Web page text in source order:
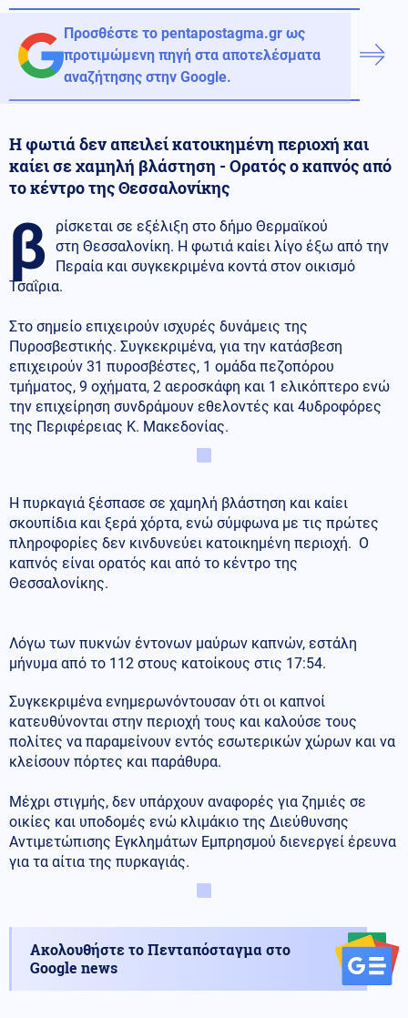
Προσθέστε το pentapostagma.gr ως
προτιμώμενη πηγή στα αποτελέσματα
αναζήτησης στην Google.
Η φωτιά δεν απειλεί κατοικημένη περιοχή και
καίει σε χαμηλή βλάστηση - Ορατός ο καπνός από
το κέντρο της Θεσσαλονίκης
β
ρίσκεται σε εξέλιξη στο δήμο Θερμαϊκού
στη Θεσσαλονίκη. Η φωτιά καίει λίγο έξω από την
Περαία και συγκεκριμένα κοντά στον οικισμό
Τσαΐρια.
Στο σημείο επιχειρούν ισχυρές δυνάμεις της
Πυροσβεστικής. Συγκεκριμένα, για την κατάσβεση
επιχειρούν 31 πυροσβέστες, 1 ομάδα πεζοπόρου
τμήματος, 9 οχήματα, 2 αεροσκάφη και 1 ελικόπτερο ενώ
την επιχείρηση συνδράμουν εθελοντές και 4υδροφόρες
της Περιφέρειας Κ. Μακεδονίας.
Η πυρκαγιά ξέσπασε σε χαμηλή βλάστηση και καίει
σκουπίδια και ξερά χόρτα, ενώ σύμφωνα με τις πρώτες
πληροφορίες δεν κινδυνεύει κατοικημένη περιοχή. Ο
καπνός είναι ορατός και από το κέντρο της
Θεσσαλονίκης.
Λόγω των πυκνών έντονων μαύρων καπνών, εστάλη
μήνυμα από το 112 στους κατοίκους στις 17:54.
Συγκεκριμένα ενημερωνόντουσαν ότι οι καπνοί
κατευθύνονται στην περιοχή τους και καλούσε τους
πολίτες να παραμείνουν εντός εσωτερικών χώρων και να
κλείσουν πόρτες και παράθυρα.
Μέχρι στιγμής, δεν υπάρχουν αναφορές για ζημιές σε
οικίες και υποδομές ενώ κλιμάκιο της Διεύθυνσης
Αντιμετώπισης Εγκλημάτων Εμπρησμού διενεργεί έρευνα
για τα αίτια της πυρκαγιάς.
Ακολουθήστε το Πενταπόσταγμα στο
Google news